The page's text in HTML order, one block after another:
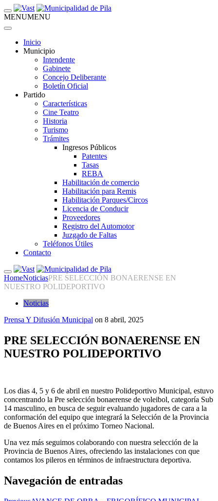
MENUMENU
Inicio
Municipio
Intendente
Gabinete
Concejo Deliberante
Boletín Oficial
Partido
Características
Cine Teatro
Historia
Turismo
Trámites
Ingresos Públicos
Patentes
Tasas
REBA
Habilitación de comercio
Habilitación para Remis
Habilitación Parques/Circos
Licencia de Conducir
Proveedores
Registro del Automotor
Juzgado de Faltas
Teléfonos Útiles
Contacto
HomeNoticiasPRE SELECCIÓN BONAERENSE EN
NUESTRO POLIDEPORTIVO
Noticias
Prensa Y Difusión Municipal on 8 abril, 2025
PRE SELECCIÓN BONAERENSE EN
NUESTRO POLIDEPORTIVO
Los dias 4, 5 y 6 de abril en nuestro Polideportivo Municipal, estuvo
concentrando la Pre selección bonaerense de voleibol, categoría Sub
14 masculino, en busca de seguir evaluando jugadores de cara a la
conformación del equipo que integrará la Selección de la Provincia
de Buenos Aires en el próximo Torneo Nacional.
Una vez más seguimos colaborando con nuestra selección de la
Provincia de Buenos Aires, ofreciendo las instalaciones con que
contamos los pileros en términos de infraestructura deportiva.
Navegación de entradas